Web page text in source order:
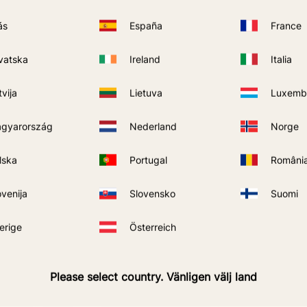
España France
Ireland Italia
Lietuva
Nederland Norge
Portugal
Slovensko Suomi
Österreich
Please select country. Vänligen välj land
PIRKT